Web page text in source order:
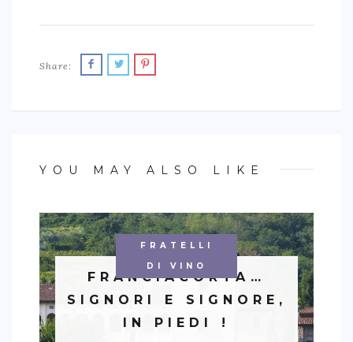
Share:
YOU MAY ALSO LIKE
FRATELLI
DI VINO
FRANCIACORTA…
SIGNORI E SIGNORE,
IN PIEDI !